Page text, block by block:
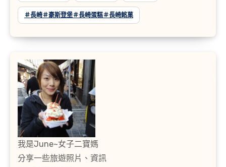
＃長崎＃豪斯登堡＃長崎蛋糕＃長崎銘菓
我是June~女子二寶媽
分享一些旅遊照片、資訊